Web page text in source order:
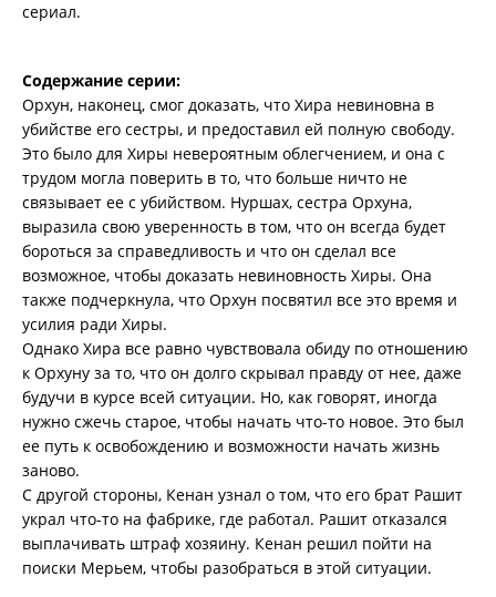
сериал.
Содержание серии:
Орхун, наконец, смог доказать, что Хира невиновна в
убийстве его сестры, и предоставил ей полную свободу.
Это было для Хиры невероятным облегчением, и она с
трудом могла поверить в то, что больше ничто не
связывает ее с убийством. Нуршах, сестра Орхуна,
выразила свою уверенность в том, что он всегда будет
бороться за справедливость и что он сделал все
возможное, чтобы доказать невиновность Хиры. Она
также подчеркнула, что Орхун посвятил все это время и
усилия ради Хиры.
Однако Хира все равно чувствовала обиду по отношению
к Орхуну за то, что он долго скрывал правду от нее, даже
будучи в курсе всей ситуации. Но, как говорят, иногда
нужно сжечь старое, чтобы начать что-то новое. Это был
ее путь к освобождению и возможности начать жизнь
заново.
С другой стороны, Кенан узнал о том, что его брат Рашит
украл что-то на фабрике, где работал. Рашит отказался
выплачивать штраф хозяину. Кенан решил пойти на
поиски Мерьем, чтобы разобраться в этой ситуации.